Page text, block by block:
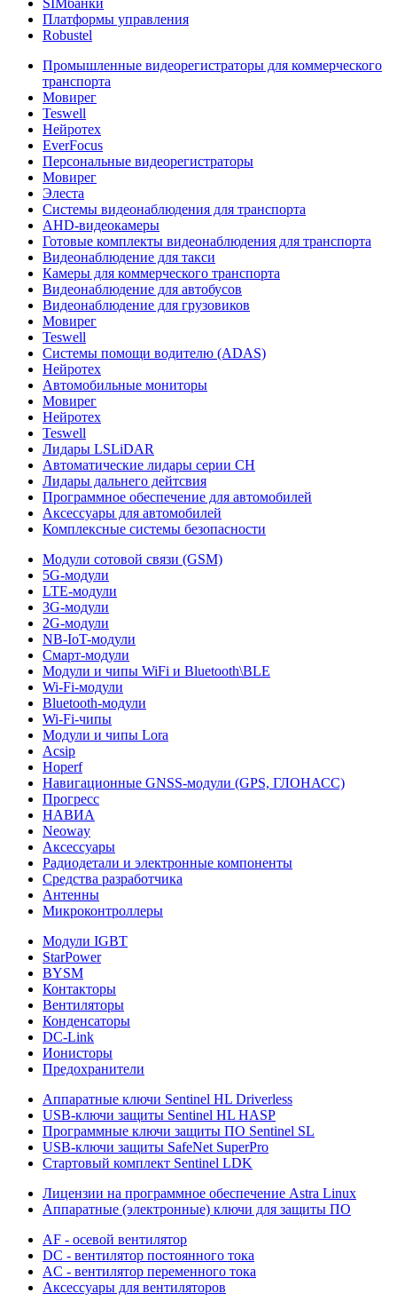
SIMбанки
Платформы управления
Robustel
Промышленные видеорегистраторы для коммерческого
транспорта
Мовирег
Teswell
Нейротех
EverFocus
Персональные видеорегистраторы
Мовирег
Элеста
Системы видеонаблюдения для транспорта
AHD-видеокамеры
Готовые комплекты видеонаблюдения для транспорта
Видеонаблюдение для такси
Камеры для коммерческого транспорта
Видеонаблюдение для автобусов
Видеонаблюдение для грузовиков
Мовирег
Teswell
Системы помощи водителю (ADAS)
Нейротех
Автомобильные мониторы
Мовирег
Нейротех
Teswell
Лидары LSLiDAR
Автоматические лидары серии CH
Лидары дальнего дейтсвия
Программное обеспечение для автомобилей
Аксессуары для автомобилей
Комплексные системы безопасности
Модули сотовой связи (GSM)
5G-модули
LTE-модули
3G-модули
2G-модули
NB-IoT-модули
Смарт-модули
Модули и чипы WiFi и Bluetooth\BLE
Wi-Fi-модули
Bluetooth-модули
Wi-Fi-чипы
Модули и чипы Lora
Acsip
Hoperf
Навигационные GNSS-модули (GPS, ГЛОНАСС)
Прогресс
НАВИА
Neoway
Аксессуары
Радиодетали и электронные компоненты
Средства разработчика
Антенны
Микроконтроллеры
Модули IGBT
StarPower
BYSM
Контакторы
Вентиляторы
Конденсаторы
DC-Link
Ионисторы
Предохранители
Аппаратные ключи Sentinel HL Driverless
USB-ключи защиты Sentinel HL HASP
Программные ключи защиты ПО Sentinel SL
USB-ключи защиты SafeNet SuperPro
Стартовый комплект Sentinel LDK
Лицензии на программное обеспечение Astra Linux
Аппаратные (электронные) ключи для защиты ПО
AF - осевой вентилятор
DC - вентилятор постоянного тока
AC - вентилятор переменного тока
Аксессуары для вентиляторов